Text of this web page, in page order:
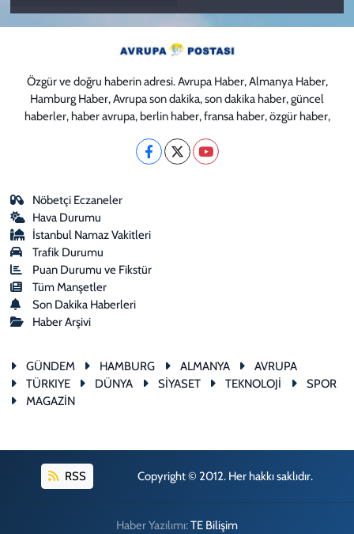
Özgür ve doğru haberin adresi. Avrupa Haber, Almanya Haber,
Hamburg Haber, Avrupa son dakika, son dakika haber, güncel
haberler, haber avrupa, berlin haber, fransa haber, özgür haber,
Nöbetçi Eczaneler
Hava Durumu
İstanbul Namaz Vakitleri
Trafik Durumu
Puan Durumu ve Fikstür
Tüm Manşetler
Son Dakika Haberleri
Haber Arşivi
GÜNDEM HAMBURG ALMANYA
AVRUPA
TÜRKIYE
DÜNYA SİYASET TEKNOLOJİ
SPOR
MAGAZİN
RSS Copyright © 2012. Her hakkı saklıdır.
Haber Yazılımı:TE Bilişim